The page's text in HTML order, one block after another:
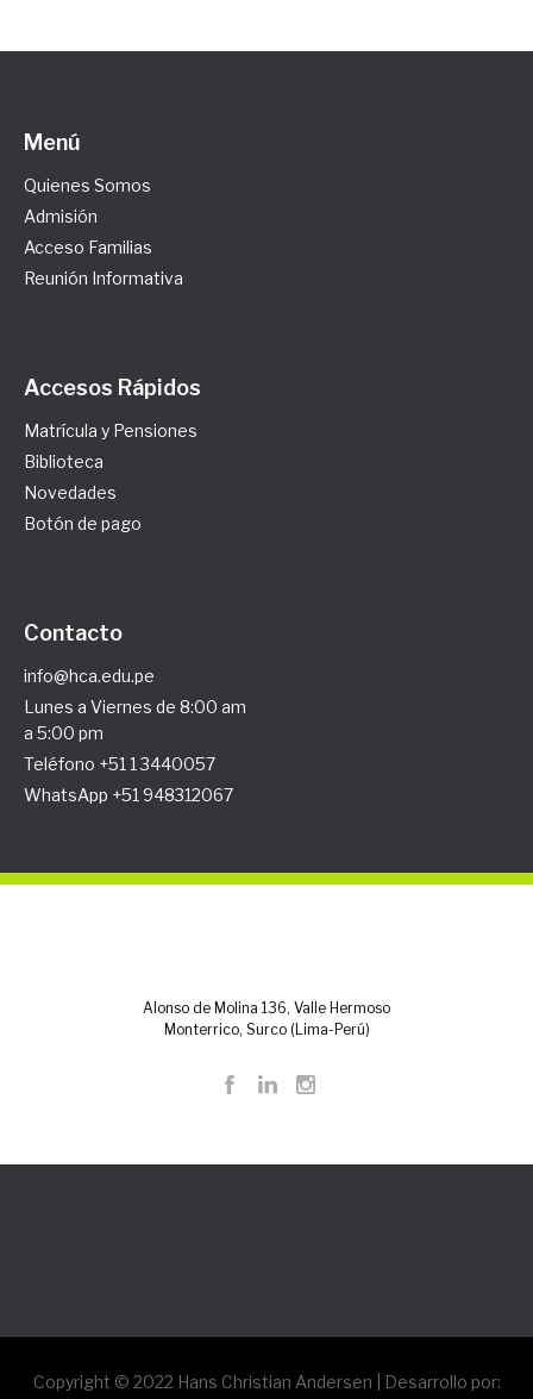
Menú
Quienes Somos
Admisión
Acceso Familias
Reunión Informativa
Accesos Rápidos
Matrícula y Pensiones
Biblioteca
Novedades
Botón de pago
Contacto
info@hca.edu.pe
Lunes a Viernes de 8:00 am
a 5:00 pm
Teléfono +51 1 3440057
WhatsApp +51 948312067
Alonso de Molina 136, Valle Hermoso
Monterrico, Surco (Lima-Perú)
Copyright © 2022 Hans Christian Andersen | Desarrollo por: